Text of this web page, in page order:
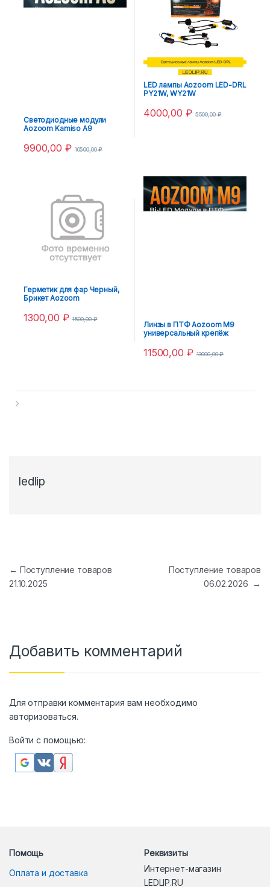
Светодиодные модули
Aozoom Kamiso A9
9900,00 ₽ 10500,00₽
LED лампы Aozoom LED-DRL
PY21W, WY21W
4000,00 ₽ 5500,00₽
Герметик для фар Черный,
Брикет Aozoom
1300,00 ₽ 1500,00₽
Линзы в ПТФ Aozoom M9
универсальный крепёж
11500,00 ₽ 13000,00₽
ledlip
← Поступление товаров
21.10.2025
Поступление товаров
06.02.2026 →
Добавить комментарий
Для отправки комментария вам необходимо
авторизоваться.
Войти с помощью:
Помощь
Оплата и доставка
Реквизиты
Интернет-магазин
LEDLIP.RU